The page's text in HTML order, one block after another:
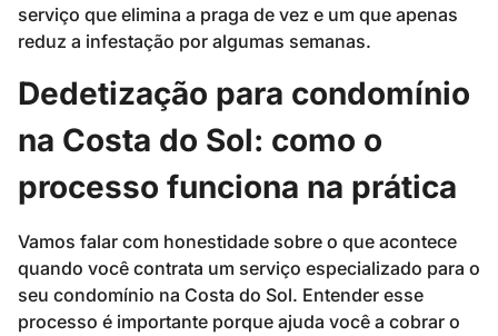
serviço que elimina a praga de vez e um que apenas
reduz a infestação por algumas semanas.
Dedetização para condomínio
na Costa do Sol: como o
processo funciona na prática
Vamos falar com honestidade sobre o que acontece
quando você contrata um serviço especializado para o
seu condomínio na Costa do Sol. Entender esse
processo é importante porque ajuda você a cobrar o